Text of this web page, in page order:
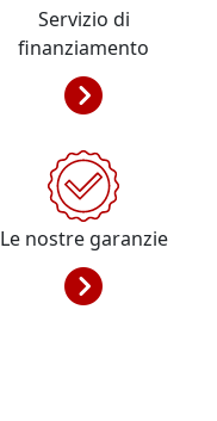
Servizio di
finanziamento
Le nostre garanzie